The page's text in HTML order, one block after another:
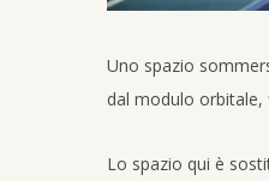
Uno spazio
dal modulo
Lo spazio qui è